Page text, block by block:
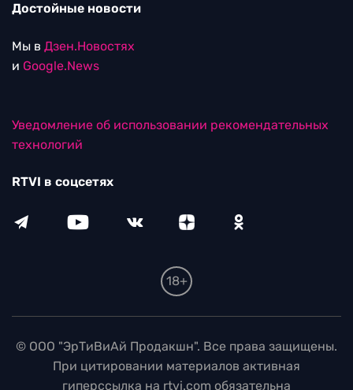
Достойные новости
Мы в Дзен.Новостях
и Google.News
Уведомление об использовании рекомендательных
технологий
RTVI в соцсетях
18+
© ООО "ЭрТиВиАй Продакшн". Все права защищены.
При цитировании материалов активная
гиперссылка на rtvi.com обязательна